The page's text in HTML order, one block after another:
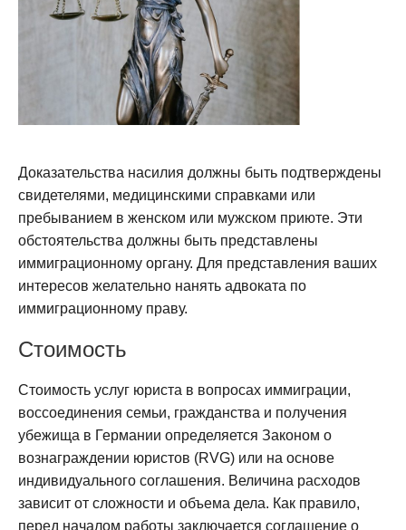
Доказательства насилия должны быть подтверждены
свидетелями, медицинскими справками или
пребыванием в женском или мужском приюте. Эти
обстоятельства должны быть представлены
иммиграционному органу. Для представления ваших
интересов желательно нанять адвоката по
иммиграционному праву.
Стоимость
Стоимость услуг юриста в вопросах иммиграции,
воссоединения семьи, гражданства и получения
убежища в Германии определяется Законом о
вознаграждении юристов (RVG) или на основе
индивидуального соглашения. Величина расходов
зависит от сложности и объема дела. Как правило,
перед началом работы заключается соглашение о